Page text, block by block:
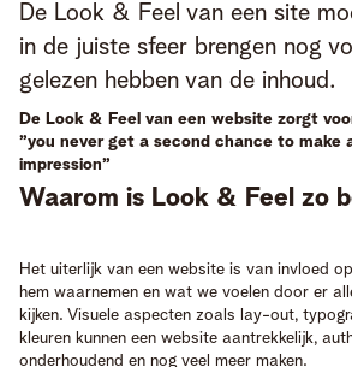
De Look & Feel van een site
in de juiste sfeer brengen nog
gelezen hebben van de inhoud.
De Look & Feel van een website zorgt
”you never get a second chance to make
impression”
Waarom is Look & Feel zo
Het uiterlijk van een website is van invloed
hem waarnemen en wat we voelen door er
kijken. Visuele aspecten zoals lay-out,
kleuren kunnen een website aantrekkelijk,
onderhoudend en nog veel meer maken.